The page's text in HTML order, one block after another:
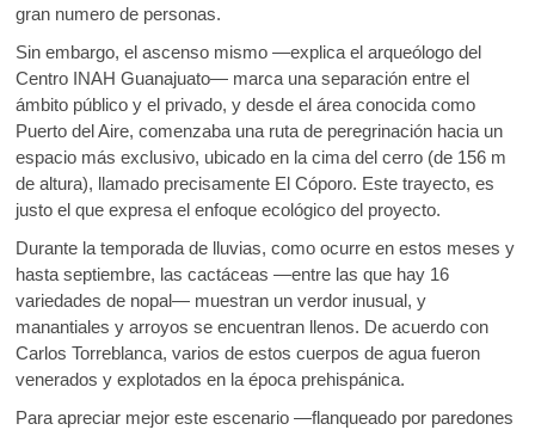
gran numero de personas.
Sin embargo, el ascenso mismo —explica el arqueólogo del
Centro INAH Guanajuato— marca una separación entre el
ámbito público y el privado, y desde el área conocida como
Puerto del Aire, comenzaba una ruta de peregrinación hacia un
espacio más exclusivo, ubicado en la cima del cerro (de 156 m
de altura), llamado precisamente El Cóporo. Este trayecto, es
justo el que expresa el enfoque ecológico del proyecto.
Durante la temporada de lluvias, como ocurre en estos meses y
hasta septiembre, las cactáceas —entre las que hay 16
variedades de nopal— muestran un verdor inusual, y
manantiales y arroyos se encuentran llenos. De acuerdo con
Carlos Torreblanca, varios de estos cuerpos de agua fueron
venerados y explotados en la época prehispánica.
Para apreciar mejor este escenario —flanqueado por paredones